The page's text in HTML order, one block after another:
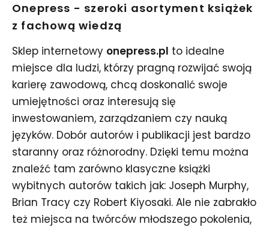
Onepress - szeroki asortyment książek
z fachową wiedzą
Sklep internetowy onepress.pl to idealne
miejsce dla ludzi, którzy pragną rozwijać swoją
karierę zawodową, chcą doskonalić swoje
umiejętności oraz interesują się
inwestowaniem, zarządzaniem czy nauką
języków. Dobór autorów i publikacji jest bardzo
staranny oraz różnorodny. Dzięki temu można
znaleźć tam zarówno klasyczne książki
wybitnych autorów takich jak: Joseph Murphy,
Brian Tracy czy Robert Kiyosaki. Ale nie zabrakło
też miejsca na twórców młodszego pokolenia,